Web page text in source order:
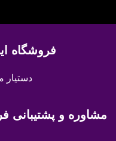
فروشگاه
دستیار
مشاوره و پشتیبانی